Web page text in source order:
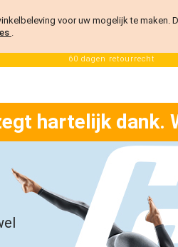
hartelijk dank.
60 dagen retourrecht
voor uw mogelijk te maken.
.